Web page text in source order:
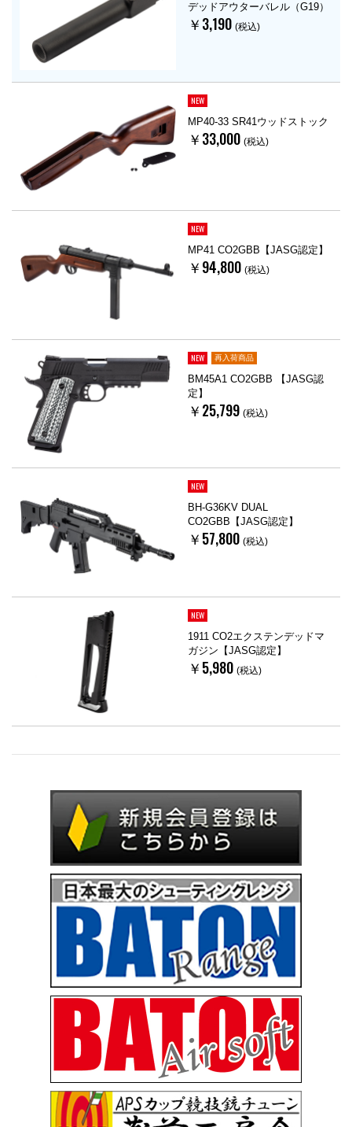
デッドアウターバレル（G19）
￥3,190 (税込)
NEW
MP40-33 SR41ウッドストック
￥33,000 (税込)
NEW
MP41 CO2GBB【JASG認定】
￥94,800 (税込)
NEW 再入荷商品
BM45A1 CO2GBB 【JASG認
定】
￥25,799 (税込)
NEW
BH-G36KV DUAL
CO2GBB【JASG認定】
￥57,800 (税込)
NEW
1911 CO2エクステンデッドマ
ガジン【JASG認定】
￥5,980 (税込)